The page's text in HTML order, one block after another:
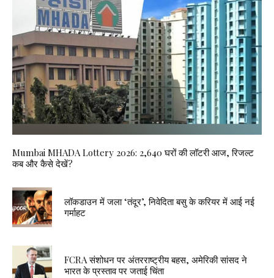
Mumbai MHADA Lottery 2026: 2,640 घरों की लॉटरी आज, रिजल्ट
कब और कैसे देखें?
लॉकडाउन में जला ‘तंदूर’, निवेदिता बसु के करियर में आई नई
गर्माहट
FCRA संशोधन पर अंतरराष्ट्रीय बहस, अमेरिकी सांसद ने
भारत के प्रस्ताव पर जताई चिंता